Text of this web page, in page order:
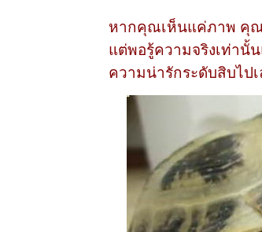
หากคุณเห็นแค่ภาพ คุณ
แต่พอรู้ความจริงเท่านั้
ความน่ารักระดับสิบไป